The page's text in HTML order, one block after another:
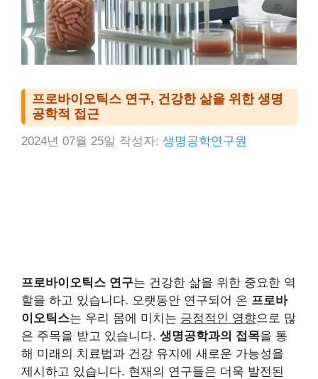
프로바이오틱스 연구, 건강한 삶을 위한 생명
공학적 접근
2024년 07월 25일 작성자: 생명공학연구원
프로바이오틱스 연구는 건강한 삶을 위한 중요한 역
할을 하고 있습니다. 오랫동안 연구되어 온 프로바
이오틱스는 우리 몸에 미치는 긍정적인 영향으로 많
은 주목을 받고 있습니다. 생명공학과의 접목을 통
해 미래의 치료법과 건강 유지에 새로운 가능성을
제시하고 있습니다. 현재의 연구들은 더욱 발전된